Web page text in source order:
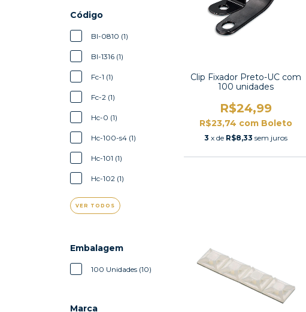
Código
Bl-0810 (1)
Bl-1316 (1)
Fc-1 (1)
Fc-2 (1)
Hc-0 (1)
Hc-100-s4 (1)
Hc-101 (1)
Hc-102 (1)
VER TODOS
Embalagem
100 Unidades (10)
Marca
Clip Fixador Preto-UC com
100 unidades
R$24,99
R$23,74 com Boleto
3 x de R$8,33 sem juros